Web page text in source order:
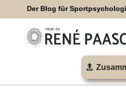
Der Blog für